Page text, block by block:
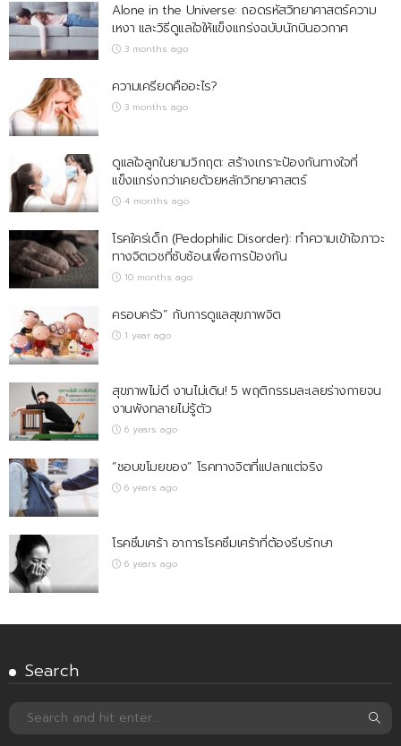
Alone in the Universe: ถอดรหัสวิทยาศาสตร์ความ
เหงา และวิธีดูแลใจให้แข็งแกร่งฉบับนักบินอวกาศ
3 months ago
ความเครียดคืออะไร?
3 months ago
ดูแลใจลูกในยามวิกฤต: สร้างเกราะป้องกันทางใจที่
แข็งแกร่งกว่าเคยด้วยหลักวิทยาศาสตร์
4 months ago
โรคใคร่เด็ก (Pedophilic Disorder): ทำความเข้าใจภาวะ
ทางจิตเวชที่ซับซ้อนเพื่อการป้องกัน
10 months ago
ครอบครัว” กับการดูแลสุขภาพจิต
1 year ago
สุขภาพไม่ดี งานไม่เดิน! 5 พฤติกรรมละเลยร่างกายจน
งานพังทลายไม่รู้ตัว
6 years ago
“ชอบขโมยของ” โรคทางจิตที่แปลกแต่จริง
6 years ago
โรคซึมเศร้า อาการโรคซึมเศร้าที่ต้องรีบรักษา
6 years ago
Search